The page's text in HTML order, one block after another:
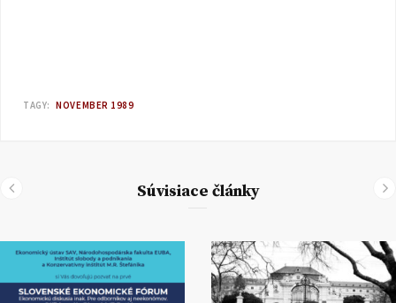
TAGY: NOVEMBER 1989
Súvisiace články